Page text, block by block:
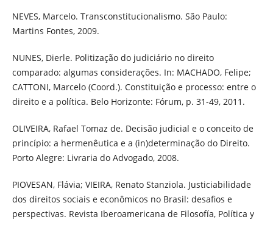
NEVES, Marcelo. Transconstitucionalismo. São Paulo:
Martins Fontes, 2009.
NUNES, Dierle. Politização do judiciário no direito
comparado: algumas considerações. In: MACHADO, Felipe;
CATTONI, Marcelo (Coord.). Constituição e processo: entre o
direito e a política. Belo Horizonte: Fórum, p. 31-49, 2011.
OLIVEIRA, Rafael Tomaz de. Decisão judicial e o conceito de
princípio: a hermenêutica e a (in)determinação do Direito.
Porto Alegre: Livraria do Advogado, 2008.
PIOVESAN, Flávia; VIEIRA, Renato Stanziola. Justiciabilidade
dos direitos sociais e econômicos no Brasil: desafios e
perspectivas. Revista Iberoamericana de Filosofía, Política y